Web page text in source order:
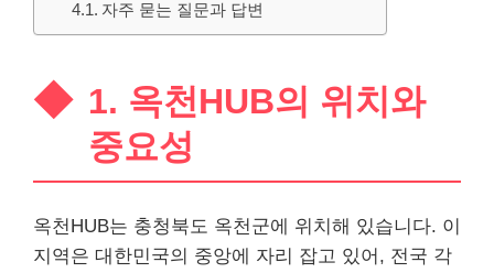
자주 묻는 질문과 답변
1. 옥천HUB의 위치와
중요성
옥천HUB는 충청북도 옥천군에 위치해 있습니다. 이
지역은 대한민국의 중앙에 자리 잡고 있어, 전국 각